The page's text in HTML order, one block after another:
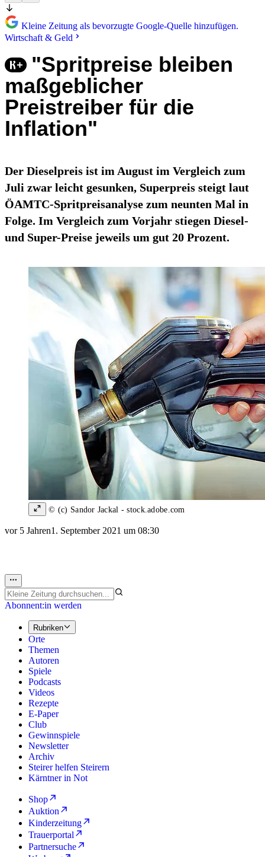
Kleine Zeitung als bevorzugte Google-Quelle hinzufügen.
Wirtschaft & Geld
"Spritpreise bleiben
maßgeblicher
Preistreiber für die
Inflation"
Der Dieselpreis ist im August im Vergleich zum
Juli zwar leicht gesunken, Superpreis steigt laut
ÖAMTC-Spritpreisanalyse zum neunten Mal in
Folge. Im Vergleich zum Vorjahr stiegen Diesel-
und Super-Preise jeweils um gut 20 Prozent.
© (c) Sandor Jackal - stock.adobe.com
vor 5 Jahren1. September 2021 um 08:30
Abonnent:in werden
Rubriken
Orte
Themen
Autoren
Spiele
Podcasts
Videos
Rezepte
E-Paper
Club
Gewinnspiele
Newsletter
Archiv
Steirer helfen Steirern
Kärntner in Not
Shop
Auktion
Kinderzeitung
Trauerportal
Partnersuche